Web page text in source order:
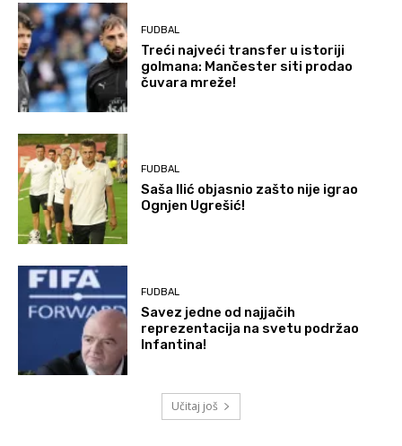
FUDBAL
Treći najveći transfer u istoriji
golmana: Mančester siti prodao
čuvara mreže!
FUDBAL
Saša Ilić objasnio zašto nije igrao
Ognjen Ugrešić!
FUDBAL
Savez jedne od najjačih
reprezentacija na svetu podržao
Infantina!
Učitaj još